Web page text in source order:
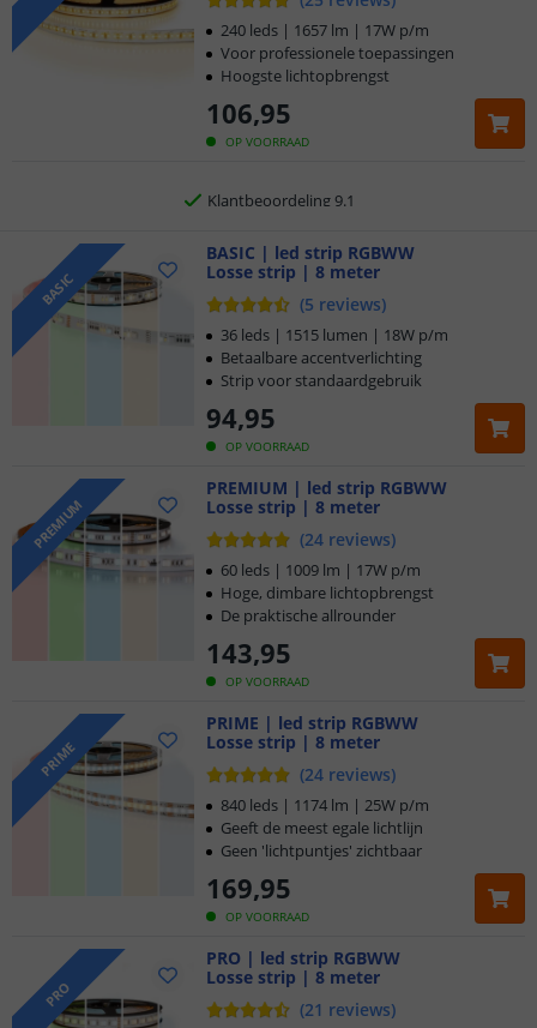
OP VOORRAAD
106,95
240 leds | 1657 lm | 17W p/m
Voor professionele toepassingen
Hoogste lichtopbrengst
Voor 23:45 uur besteld,morgen in huis
5 jaar garantie
Gratis verzending vanaf € 20,-
Klantbeoordeling 9.1
Voor 23:45 uur besteld,morgen in huis
BASIC
BASIC | led strip RGBWW
Losse strip | 8 meter
(5 reviews)
OP VOORRAAD
94,95
36 leds | 1515 lumen | 18W p/m
Betaalbare accentverlichting
Strip voor standaardgebruik
PREMIUM
PREMIUM | led strip RGBWW
Losse strip | 8 meter
(24 reviews)
OP VOORRAAD
143,95
60 leds | 1009 lm | 17W p/m
Hoge, dimbare lichtopbrengst
De praktische allrounder
PRIME
PRIME | led strip RGBWW
Losse strip | 8 meter
(24 reviews)
OP VOORRAAD
169,95
840 leds | 1174 lm | 25W p/m
Geeft de meest egale lichtlijn
Geen 'lichtpuntjes' zichtbaar
PRO
PRO | led strip RGBWW
Losse strip | 8 meter
(21 reviews)